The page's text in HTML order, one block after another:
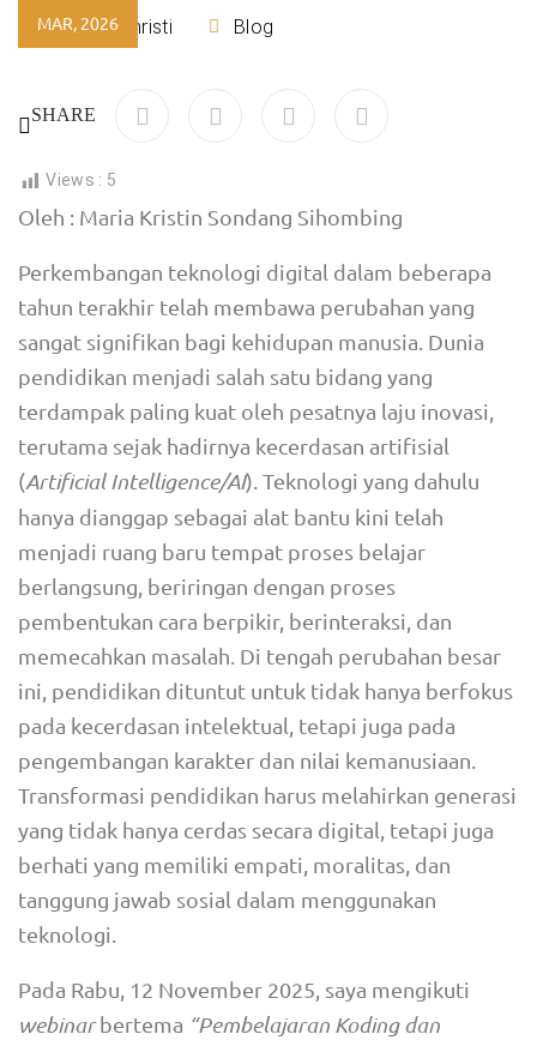
By Lydia Christi Blog
MAR, 2026
SHARE
Views : 5
Oleh : Maria Kristin Sondang Sihombing
Perkembangan teknologi digital dalam beberapa
tahun terakhir telah membawa perubahan yang
sangat signifikan bagi kehidupan manusia. Dunia
pendidikan menjadi salah satu bidang yang
terdampak paling kuat oleh pesatnya laju inovasi,
terutama sejak hadirnya kecerdasan artifisial
(Artificial Intelligence/AI). Teknologi yang dahulu
hanya dianggap sebagai alat bantu kini telah
menjadi ruang baru tempat proses belajar
berlangsung, beriringan dengan proses
pembentukan cara berpikir, berinteraksi, dan
memecahkan masalah. Di tengah perubahan besar
ini, pendidikan dituntut untuk tidak hanya berfokus
pada kecerdasan intelektual, tetapi juga pada
pengembangan karakter dan nilai kemanusiaan.
Transformasi pendidikan harus melahirkan generasi
yang tidak hanya cerdas secara digital, tetapi juga
berhati yang memiliki empati, moralitas, dan
tanggung jawab sosial dalam menggunakan
teknologi.
Pada Rabu, 12 November 2025, saya mengikuti
webinarbertema “Pembelajaran Koding dan